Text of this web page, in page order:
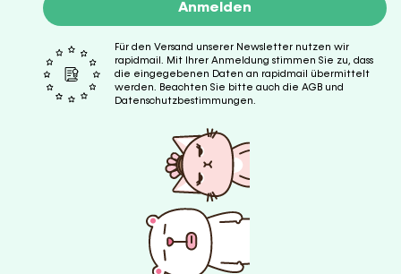
Anmelden
Für den Versand unserer Newsletter nutzen wir
rapidmail. Mit Ihrer Anmeldung stimmen Sie zu, dass
die eingegebenen Daten an rapidmail übermittelt
werden. Beachten Sie bitte auch die AGB und
Datenschutzbestimmungen.